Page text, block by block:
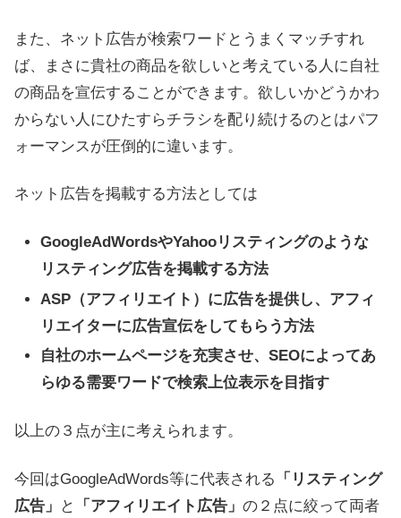
また、ネット広告が検索ワードとうまくマッチすれ
ば、まさに貴社の商品を欲しいと考えている人に自社
の商品を宣伝することができます。欲しいかどうかわ
からない人にひたすらチラシを配り続けるのとはパフ
ォーマンスが圧倒的に違います。
ネット広告を掲載する方法としては
GoogleAdWordsやYahooリスティングのような
リスティング広告を掲載する方法
ASP（アフィリエイト）に広告を提供し、アフィ
リエイターに広告宣伝をしてもらう方法
自社のホームページを充実させ、SEOによってあ
らゆる需要ワードで検索上位表示を目指す
以上の３点が主に考えられます。
今回はGoogleAdWords等に代表される
「リスティング
広告」
と 「アフィリエイト広告」 の２点に絞って両者